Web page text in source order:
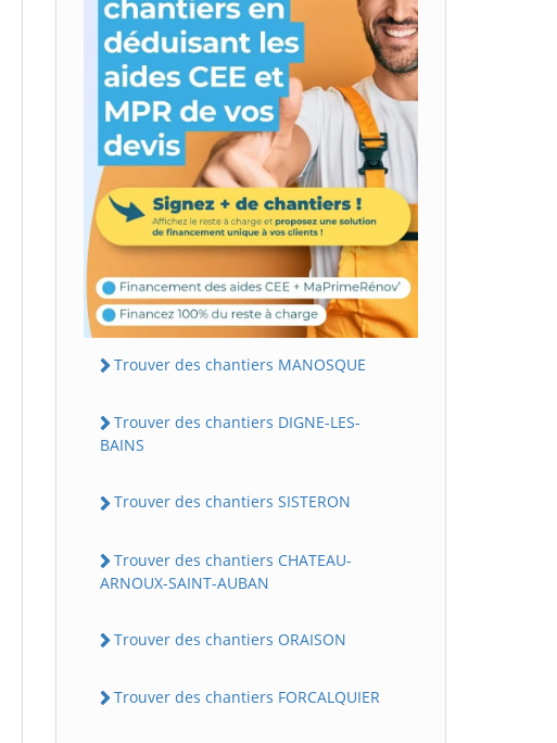
Trouver des chantiers MANOSQUE
Trouver des chantiers DIGNE-LES-
BAINS
Trouver des chantiers SISTERON
Trouver des chantiers CHATEAU-
ARNOUX-SAINT-AUBAN
Trouver des chantiers ORAISON
Trouver des chantiers FORCALQUIER